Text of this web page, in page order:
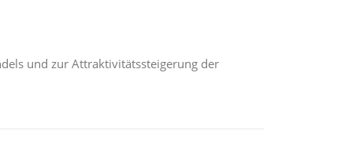
und zur Attraktivitätssteigerung der